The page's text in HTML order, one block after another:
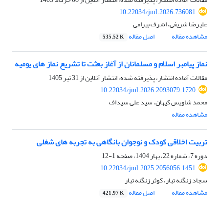
10.22034/jml.2026.736081
علیرضا شریفی، اشرف بیرامی
مشاهده مقاله
اصل مقاله 535.52 K
نماز پیامبر اسلام و مسلمانان از آغاز بعثت تا تشریع نماز های یومیه
مقالات آماده انتشار، پذیرفته شده، انتشار آنلاین از31 تیر 1405
10.22034/jml.2026.2093079.1720
محمد شاویس کیهان، سید علی سیداف
مشاهده مقاله
تربیت اخلاقی کودک و نوجوان بانگاهی به تجربه های شغلی
دوره 7، شماره 22، بهار 1404، صفحه
1-12
10.22034/jml.2025.2056056.1451
سجاد زنگنه تبار، کوثر زنگنه تبار
مشاهده مقاله
اصل مقاله 421.97 K